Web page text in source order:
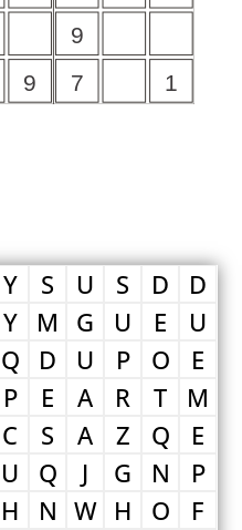
Y S U S D
D
Y M G U E
U
Q D U P O
E
P E A R T
M
C S A Z Q
E
U Q J G N
P
H N W H O
F